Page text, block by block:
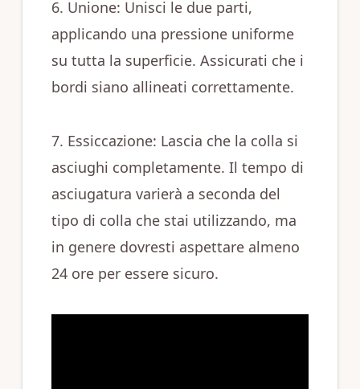
6. Unione: Unisci le due parti,
applicando una pressione uniforme
su tutta la superficie. Assicurati che i
bordi siano allineati correttamente.
7. Essiccazione: Lascia che la colla si
asciughi completamente. Il tempo di
asciugatura varierà a seconda del
tipo di colla che stai utilizzando, ma
in genere dovresti aspettare almeno
24 ore per essere sicuro.